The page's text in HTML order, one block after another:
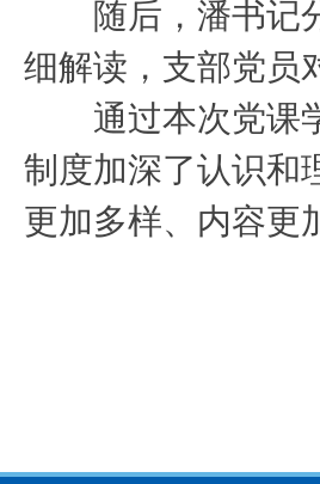
随后，潘书记分
细解读，支部党员
通过本次党课学
制度加深了认识和
更加多样、内容更